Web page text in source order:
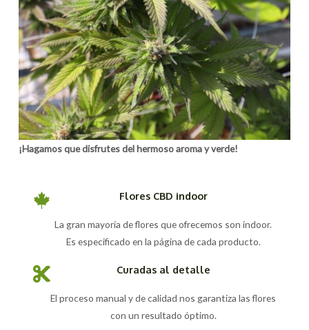
¡Hagamos que disfrutes del hermoso aroma y verde!
Flores CBD indoor
La gran mayoría de flores que ofrecemos son indoor.
Es especificado en la página de cada producto.
Curadas al detalle
El proceso manual y de calidad nos garantiza las flores
con un resultado óptimo.